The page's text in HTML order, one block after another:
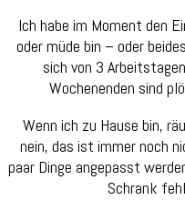
Ich habe im Moment den
oder müde bin – oder
sich von 3
Wochenenden sind
Wenn ich zu Hause bin,
nein, das ist immer noch
paar Dinge angepasst
Schrank